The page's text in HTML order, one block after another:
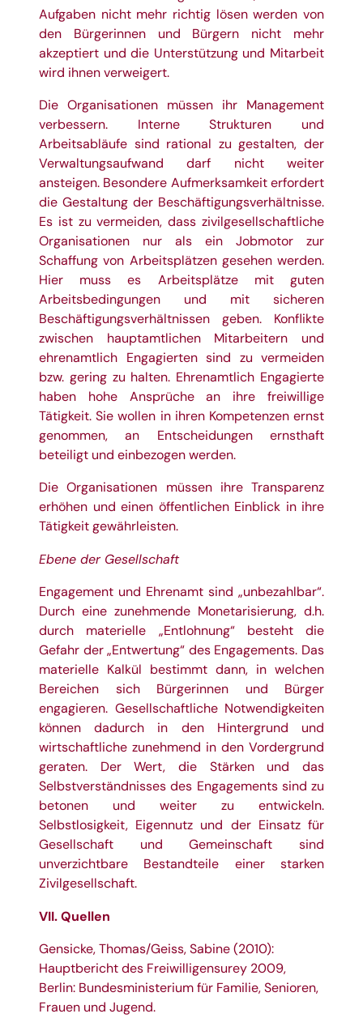
Aufgaben nicht mehr richtig lösen werden von
den Bürgerinnen und Bürgern nicht mehr
akzeptiert und die Unterstützung und Mitarbeit
wird ihnen verweigert.
Die Organisationen müssen ihr Management
verbessern. Interne Strukturen und
Arbeitsabläufe sind rational zu gestalten, der
Verwaltungsaufwand darf nicht weiter
ansteigen. Besondere Aufmerksamkeit erfordert
die Gestaltung der Beschäftigungsverhältnisse.
Es ist zu vermeiden, dass zivilgesellschaftliche
Organisationen nur als ein Jobmotor zur
Schaffung von Arbeitsplätzen gesehen werden.
Hier muss es Arbeitsplätze mit guten
Arbeitsbedingungen und mit sicheren
Beschäftigungsverhältnissen geben. Konflikte
zwischen hauptamtlichen Mitarbeitern und
ehrenamtlich Engagierten sind zu vermeiden
bzw. gering zu halten. Ehrenamtlich Engagierte
haben hohe Ansprüche an ihre freiwillige
Tätigkeit. Sie wollen in ihren Kompetenzen ernst
genommen, an Entscheidungen ernsthaft
beteiligt und einbezogen werden.
Die Organisationen müssen ihre Transparenz
erhöhen und einen öffentlichen Einblick in ihre
Tätigkeit gewährleisten.
Ebene der Gesellschaft
Engagement und Ehrenamt sind „unbezahlbar“.
Durch eine zunehmende Monetarisierung, d.h.
durch materielle „Entlohnung“ besteht die
Gefahr der „Entwertung“ des Engagements. Das
materielle Kalkül bestimmt dann, in welchen
Bereichen sich Bürgerinnen und Bürger
engagieren. Gesellschaftliche Notwendigkeiten
können dadurch in den Hintergrund und
wirtschaftliche zunehmend in den Vordergrund
geraten. Der Wert, die Stärken und das
Selbstverständnisses des Engagements sind zu
betonen und weiter zu entwickeln.
Selbstlosigkeit, Eigennutz und der Einsatz für
Gesellschaft und Gemeinschaft sind
unverzichtbare Bestandteile einer starken
Zivilgesellschaft.
VII. Quellen
Gensicke, Thomas/Geiss, Sabine (2010):
Hauptbericht des Freiwilligensurey 2009,
Berlin: Bundesministerium für Familie, Senioren,
Frauen und Jugend.